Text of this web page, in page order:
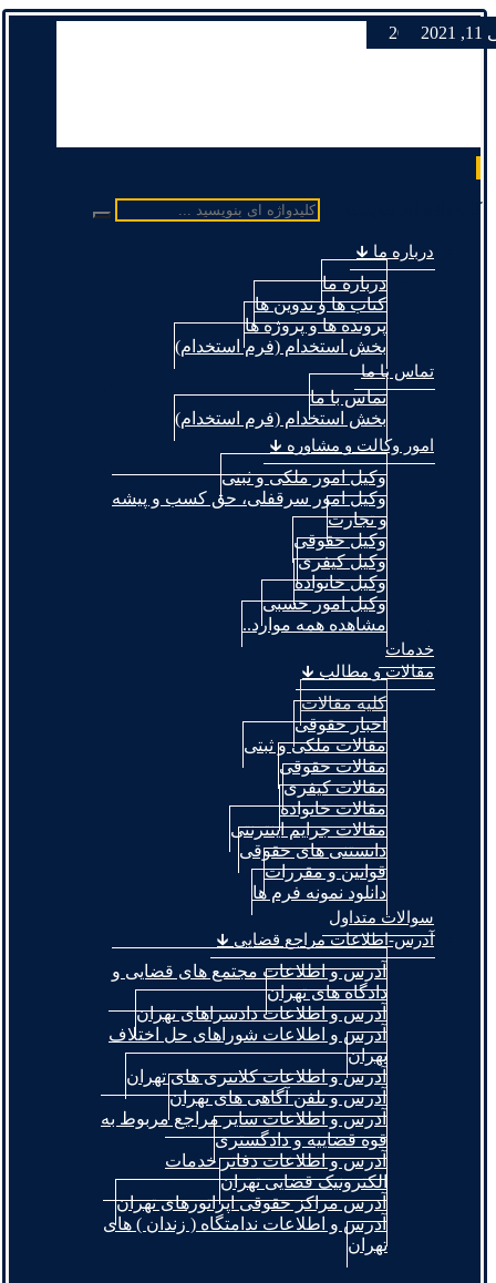
کلیدواژه ای بنویسید ...
درباره ما 🡳
درباره ما
کتاب ها و تدوین ها
پرونده ها و پروژه ها
بخش استخدام (فرم استخدام)
تماس با ما
تماس با ما
بخش استخدام (فرم استخدام)
امور وکالت و مشاوره 🡳
وکیل امور ملکی و ثبتی
وکیل امور سرقفلی، حق کسب و پیشه
و تجارت
وکیل حقوقی
وکیل کیفری
وکیل خانواده
وکیل امور حسبی
مشاهده همه موارد..
خدمات
مقالات و مطالب 🡳
کلیه مقالات
اخبار حقوقی
مقالات ملکی و ثبتی
مقالات حقوقی
مقالات کیفری
مقالات خانواده
مقالات جرایم اینترنتی
دانستنی های حقوقی
قوانین و مقررات
دانلود نمونه فرم ها
سوالات متداول
آدرس-اطلاعات مراجع قضایی 🡳
آدرس و اطلاعات مجتمع های قضایی و
دادگاه های تهران
آدرس و اطلاعات دادسراهای تهران
آدرس و اطلاعات شوراهای حل اختلاف
تهران
آدرس و اطلاعات کلانتری های تهران
آدرس و تلفن آگاهی های تهران
آدرس و اطلاعات سایر مراجع مربوط به
قوه قضاییه و دادگستری
آدرس و اطلاعات دفاتر خدمات
الکترونیک قضایی تهران
آدرس مراکز حقوقی اپراتورهای تهران
آدرس و اطلاعات ندامتگاه ( زندان ) های
تهران
20, 2021